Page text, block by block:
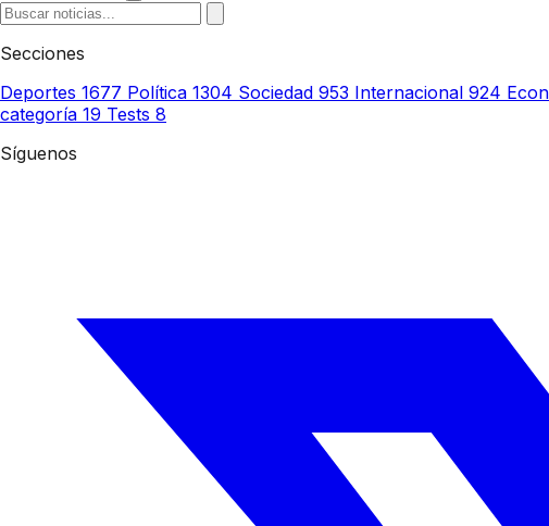
Secciones
Deportes 1677 Política 1304 Sociedad 953 Internacional 924
categoría 19 Tests 8
Síguenos